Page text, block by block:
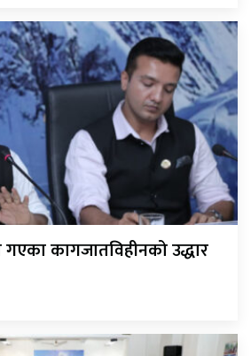
कागजातविहीनको उद्धार